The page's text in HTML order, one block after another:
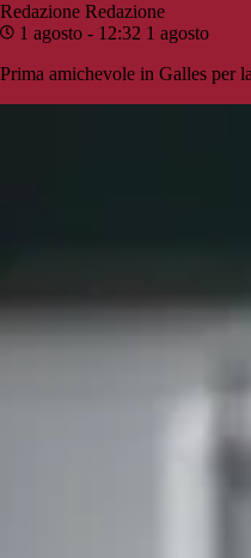
Redazione Redazione
1 agosto - 12:32 1 agosto
Prima amichevole in Galles per